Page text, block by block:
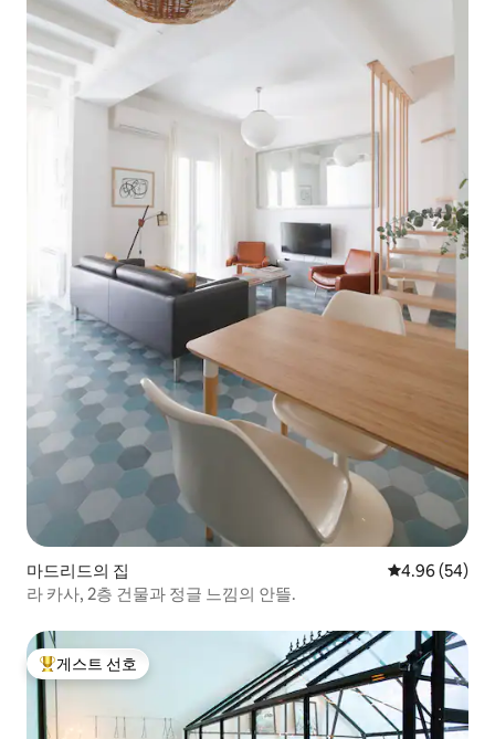
마드리드의 집 평점 4.96점(5
4.96 (54)
라 카사, 2층 건물과 정글 느낌의 안뜰.
상위 게스트 선호
게스트 선호